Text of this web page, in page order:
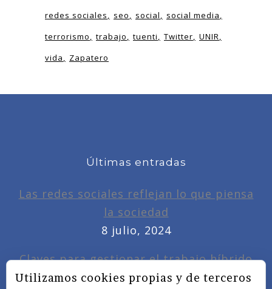
redes sociales
seo social
social media
terrorismo
trabajo tuenti Twitter
UNIR
vida
Zapatero
Últimas entradas
Las redes sociales reflejan lo que piensa
la sociedad
8 julio, 2024
Claves para gestionar el trabajo híbrido
7 noviembre, 2022
Utilizamos cookies propias y de terceros